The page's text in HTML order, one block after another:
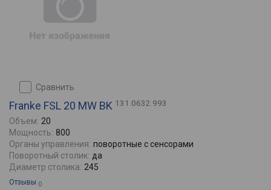
сравнить
Franke FSL 20 MW BK 131.0632.993
Объем: 20
Мощность: 800
Органы управления: поворотные с сенсорами
Поворотный столик: да
Диаметр столика: 245
Отзывы 0